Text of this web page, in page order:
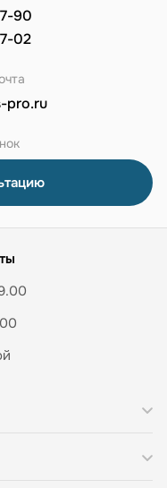
90
02
pro.ru